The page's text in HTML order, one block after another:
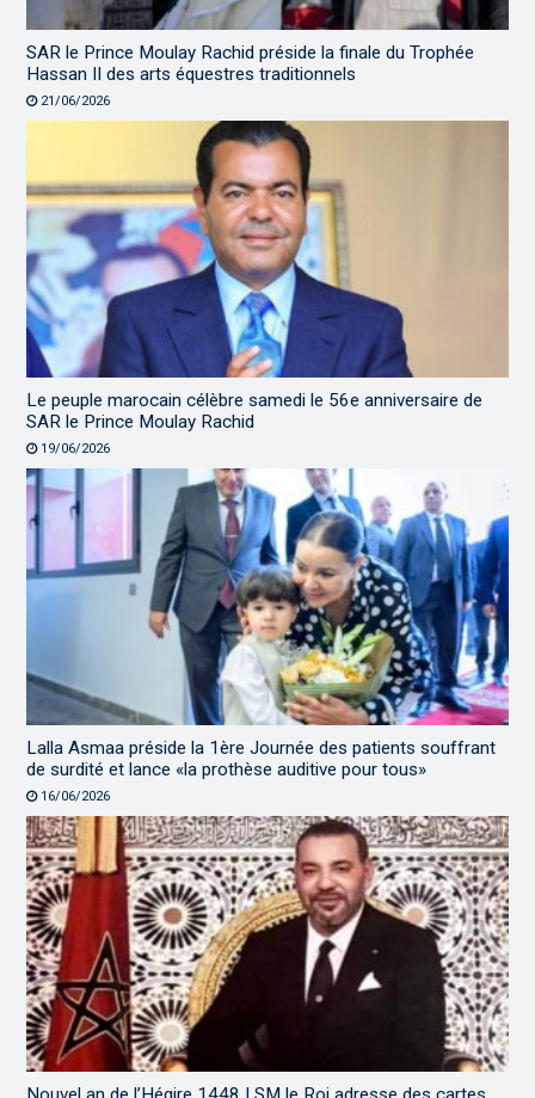
SAR le Prince Moulay Rachid préside la finale du Trophée
Hassan II des arts équestres traditionnels
21/06/2026
Le peuple marocain célèbre samedi le 56e anniversaire de
SAR le Prince Moulay Rachid
19/06/2026
Lalla Asmaa préside la 1ère Journée des patients souffrant
de surdité et lance «la prothèse auditive pour tous»
16/06/2026